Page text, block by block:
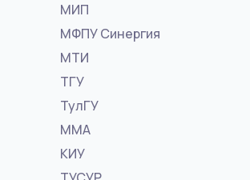
МИП
МФПУ Синергия
МТИ
ТГУ
ТулГУ
ММА
КИУ